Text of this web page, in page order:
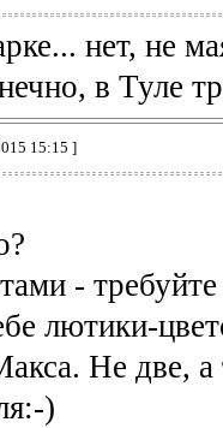
нет, не
в Туле
15:15 ]
-
лютики-
Не две, а
)